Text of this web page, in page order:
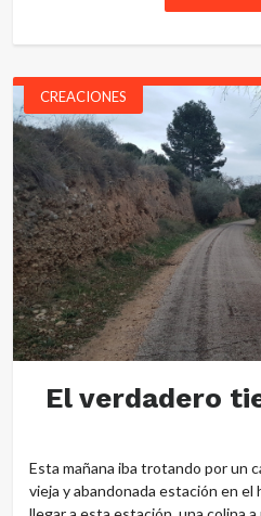
CREACIONES
El verdadero
Esta mañana iba trotando por un
vieja y abandonada estación en